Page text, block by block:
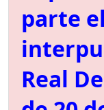
parte
Real